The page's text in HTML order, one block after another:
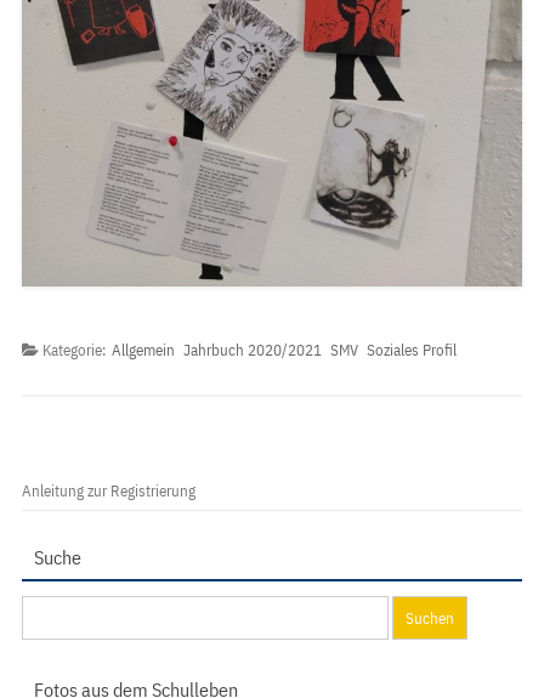
Kategorie: Allgemein Jahrbuch 2020/2021 SMV Soziales Profil
Anleitung zur Registrierung
Suche
nach:
Fotos aus dem Schulleben